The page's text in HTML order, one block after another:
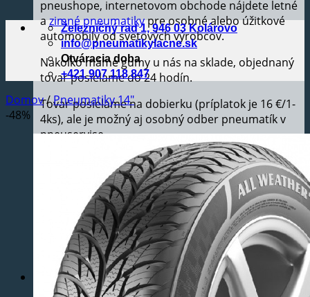
pneushope, internetovom obchode nájdete letné
azimné pneumatikypre osobné alebo úžitkové
automobily od svetových výrobcov.
Nakoľko máme gumy u nás na sklade, objednaný
tovar posielame do 24 hodín.
Tovar posielame na dobierku (príplatok je 16 €/1-
4ks), ale je možný aj osobný odber pneumatík v
pneuservise.
Na objednaný tovar ponúkame 24 mesačnú
záručnú dobu.
Ak potrebujete vymeniť pneumatiky na Vašom
aute, v našom pneuservise Vám s ochotou
pomôžeme.
Železničný rad 1, 946 03 Kolárovo
info@pneumatikylacne.sk
Otváracia doba
+421 907 118 847
Domov/Pneumatiky 14"
-48%